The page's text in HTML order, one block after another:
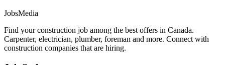
JobsMedia
Find your construction job among the best offers in Canada.
Carpenter, electrician, plumber, foreman and more. Connect with
construction companies that are hiring.